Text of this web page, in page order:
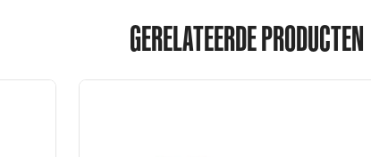
GERELATEERDE PRODUCTEN